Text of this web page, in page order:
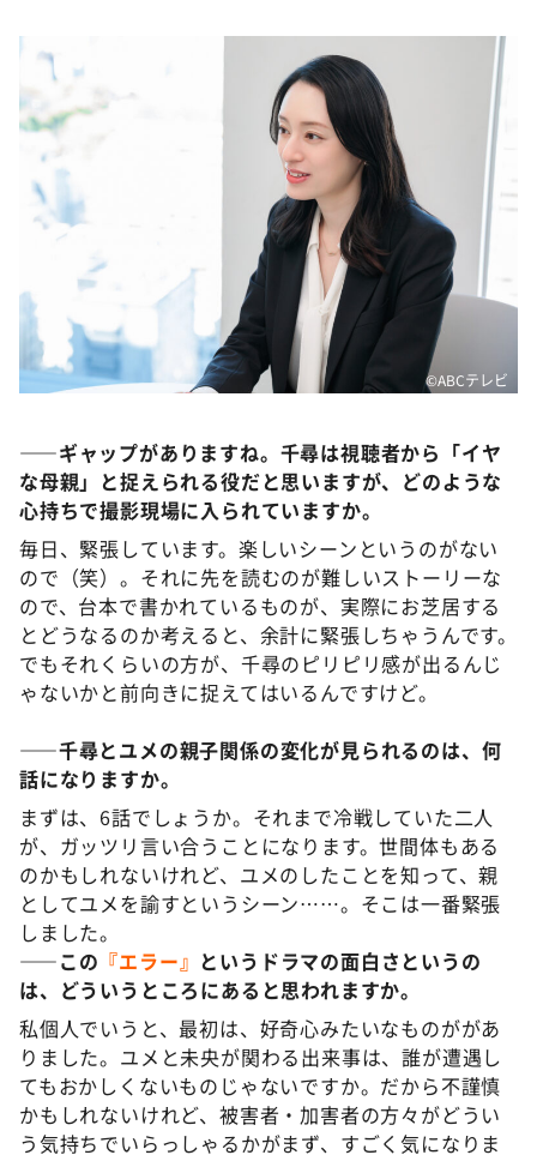
©️ABCテレビ
――ギャップがありますね。千尋は視聴者から「イヤ
な母親」と捉えられる役だと思いますが、どのような
心持ちで撮影現場に入られていますか。
毎日、緊張しています。楽しいシーンというのがない
ので（笑）。それに先を読むのが難しいストーリーな
ので、台本で書かれているものが、実際にお芝居する
とどうなるのか考えると、余計に緊張しちゃうんです。
でもそれくらいの方が、千尋のピリピリ感が出るんじ
ゃないかと前向きに捉えてはいるんですけど。
――千尋とユメの親子関係の変化が見られるのは、何
話になりますか。
まずは、6話でしょうか。それまで冷戦していた二人
が、ガッツリ言い合うことになります。世間体もある
のかもしれないけれど、ユメのしたことを知って、親
としてユメを諭すというシーン……。そこは一番緊張
しました。
――この 『エラー』 というドラマの面白さというの
は、どういうところにあると思われますか。
私個人でいうと、最初は、好奇心みたいなものががあ
りました。ユメと未央が関わる出来事は、誰が遭遇し
てもおかしくないものじゃないですか。だから不謹慎
かもしれないけれど、被害者・加害者の方々がどうい
う気持ちでいらっしゃるかがまず、すごく気になりま